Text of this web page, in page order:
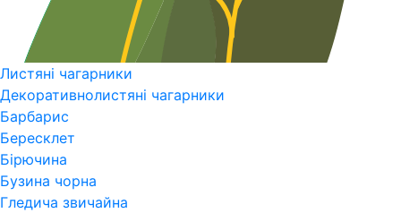
Листяні чагарники
Декоративнолистяні чагарники
Барбарис
Бересклет
Бірючина
Бузина чорна
Гледича звичайна